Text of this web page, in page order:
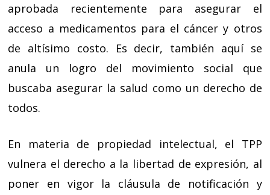
aprobada recientemente para asegurar el
acceso a medicamentos para el cáncer y otros
de altísimo costo. Es decir, también aquí se
anula un logro del movimiento social que
buscaba asegurar la salud como un derecho de
todos.
En materia de propiedad intelectual, el TPP
vulnera el derecho a la libertad de expresión, al
poner en vigor la cláusula de notificación y